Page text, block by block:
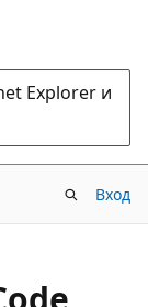
Explorer и
Вход